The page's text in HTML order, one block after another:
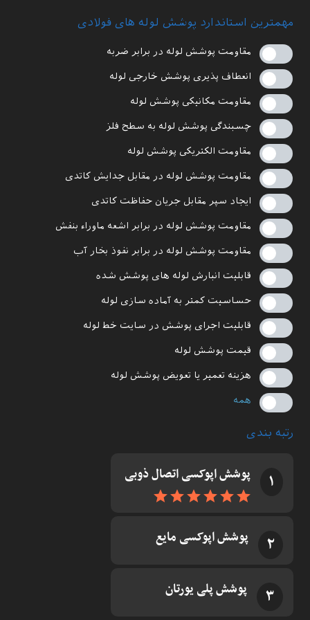
مهمترین استاندارد پوشش لوله های فولادی
مقاومت پوشش لوله در برابر ضربه
انعطاف پذیری پوشش خارجی لوله
مقاومت مکانیکی پوشش لوله
چسبندگی پوشش لوله به سطح فلز
مقاومت الکتریکی پوشش لوله
مقاومت پوشش لوله در مقابل جدایش کاتدی
ایجاد سپر مقابل جریان حفاظت کاتدی
مقاومت پوشش لوله در برابر اشعه ماوراء بنفش
مقاومت پوشش لوله در برابر نفوذ بخار آب
قابلیت انبارش لوله های پوشش شده
حساسیت کمتر به آماده سازی لوله
قابلیت اجرای پوشش در سایت خط لوله
قیمت پوشش لوله
هزینه تعمیر یا تعویض پوشش لوله
همه
رتبه بندی
۱ پوشش اپوکسی اتصال ذوبی
۲ پوشش اپوکسی مایع
۳ پوشش پلی یورتان